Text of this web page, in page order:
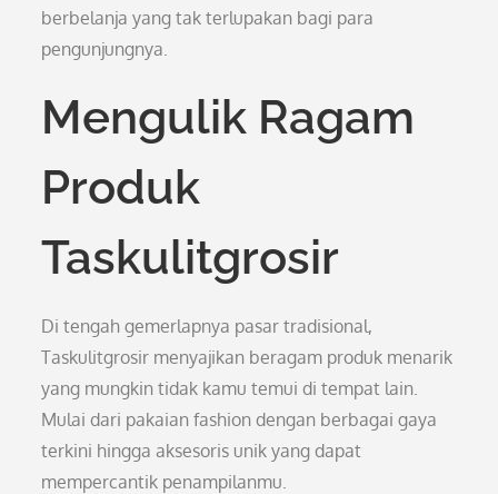
berbelanja yang tak terlupakan bagi para
pengunjungnya.
Mengulik Ragam
Produk
Taskulitgrosir
Di tengah gemerlapnya pasar tradisional,
Taskulitgrosir menyajikan beragam produk menarik
yang mungkin tidak kamu temui di tempat lain.
Mulai dari pakaian fashion dengan berbagai gaya
terkini hingga aksesoris unik yang dapat
mempercantik penampilanmu.